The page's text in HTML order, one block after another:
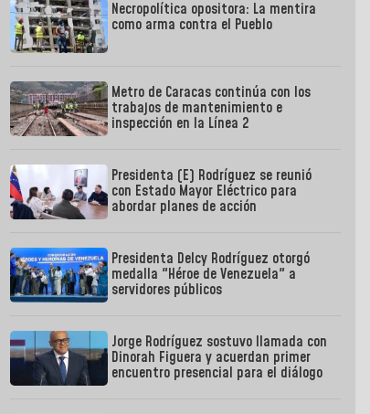
Necropolítica opositora: La mentira
como arma contra el Pueblo
Metro de Caracas continúa con los
trabajos de mantenimiento e
inspección en la Línea 2
Presidenta (E) Rodríguez se reunió
con Estado Mayor Eléctrico para
abordar planes de acción
Presidenta Delcy Rodríguez otorgó
medalla "Héroe de Venezuela" a
servidores públicos
Jorge Rodríguez sostuvo llamada con
Dinorah Figuera y acuerdan primer
encuentro presencial para el diálogo